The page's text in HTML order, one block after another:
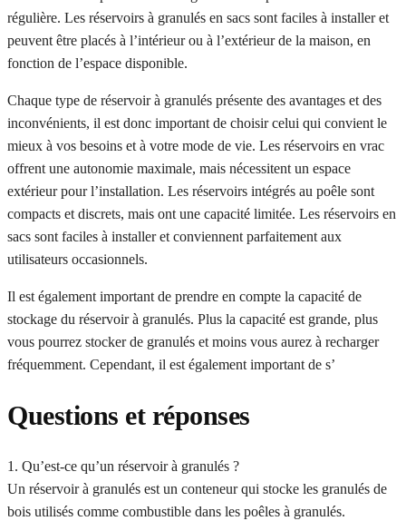
régulière. Les réservoirs à granulés en sacs sont faciles à installer et
peuvent être placés à l’intérieur ou à l’extérieur de la maison, en
fonction de l’espace disponible.
Chaque type de réservoir à granulés présente des avantages et des
inconvénients, il est donc important de choisir celui qui convient le
mieux à vos besoins et à votre mode de vie. Les réservoirs en vrac
offrent une autonomie maximale, mais nécessitent un espace
extérieur pour l’installation. Les réservoirs intégrés au poêle sont
compacts et discrets, mais ont une capacité limitée. Les réservoirs en
sacs sont faciles à installer et conviennent parfaitement aux
utilisateurs occasionnels.
Il est également important de prendre en compte la capacité de
stockage du réservoir à granulés. Plus la capacité est grande, plus
vous pourrez stocker de granulés et moins vous aurez à recharger
fréquemment. Cependant, il est également important de s’
Questions et réponses
1. Qu’est-ce qu’un réservoir à granulés ?
Un réservoir à granulés est un conteneur qui stocke les granulés de
bois utilisés comme combustible dans les poêles à granulés.